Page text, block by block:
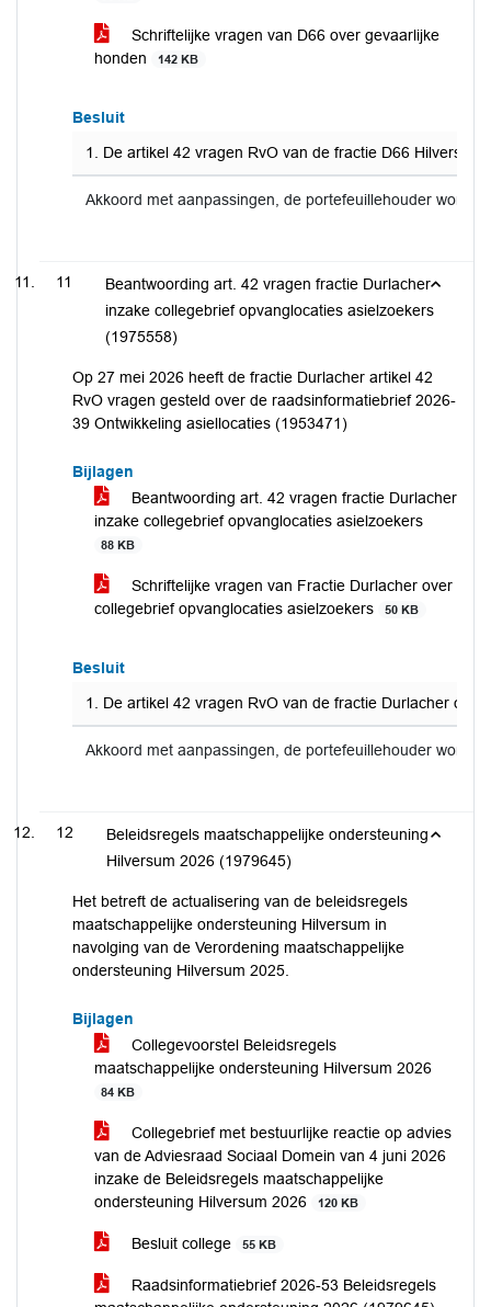
Schriftelijke vragen van D66 over gevaarlijke
honden
142 KB
Besluit
1. De artikel 42 vragen RvO van de fractie D66
Akkoord met aanpassingen, de portefeuillehouder wordt
11
Beantwoording art. 42 vragen fractie Durlacher
inzake collegebrief opvanglocaties asielzoekers
(1975558)
Op 27 mei 2026 heeft de fractie Durlacher artikel 42
RvO vragen gesteld over de raadsinformatiebrief 2026-
39 Ontwikkeling asiellocaties (1953471)
Bijlagen
Beantwoording art. 42 vragen fractie Durlacher
inzake collegebrief opvanglocaties asielzoekers
88 KB
Schriftelijke vragen van Fractie Durlacher over
collegebrief opvanglocaties asielzoekers
50 KB
Besluit
1. De artikel 42 vragen RvO van de fractie Durlacher
Akkoord met aanpassingen, de portefeuillehouder wordt
12
Beleidsregels maatschappelijke ondersteuning
Hilversum 2026 (1979645)
Het betreft de actualisering van de beleidsregels
maatschappelijke ondersteuning Hilversum in
navolging van de Verordening maatschappelijke
ondersteuning Hilversum 2025.
Bijlagen
Collegevoorstel Beleidsregels
maatschappelijke ondersteuning Hilversum 2026
84 KB
Collegebrief met bestuurlijke reactie op advies
van de Adviesraad Sociaal Domein van 4 juni 2026
inzake de Beleidsregels maatschappelijke
ondersteuning Hilversum 2026
120 KB
Besluit college 55 KB
Raadsinformatiebrief 2026-53 Beleidsregels